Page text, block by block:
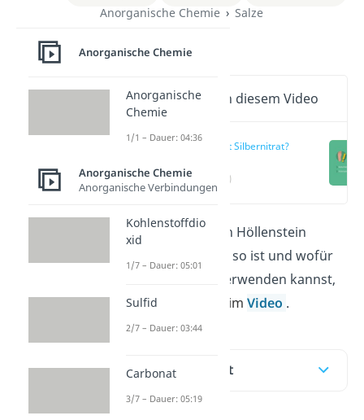
Anorganische Chemie
Salze
Silbernitrat
Wichtige Inhalte in diesem Video
Was ist Silbernitrat?
(00:12)
Silbernitrat wird auch Höllenstein
genannt. Warum das so ist und wofür
du die Verbindung verwenden kannst,
erfährst du hi
und im Video .
Inhaltsübersicht
Anorganische Chemie
Anorganische
Chemie
1/1 – Dauer: 04:36
Anorganische Chemie
Anorganische Verbindungen
Kohlenstoffdio
xid
1/7 – Dauer: 05:01
Sulfid
2/7 – Dauer: 03:44
Carbonat
3/7 – Dauer: 05:19